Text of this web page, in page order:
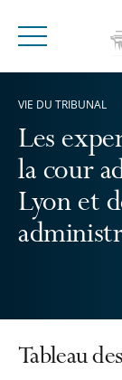
Menu
Les
la cour
Lyon et
VIE DU TRIBUNAL
Tableau